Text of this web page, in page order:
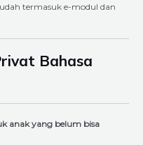
termasuk e-modul dan
Bahasa
anak yang belum bisa